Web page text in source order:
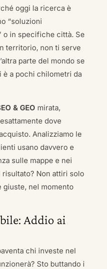
oggi la ricerca è
“soluzioni
o in specifiche città. Se
territorio, non ti serve
parte del mondo se
è a pochi chilometri da
& GEO mirata,
dove
Analizziamo le
usano davvero e
sulle mappe e nei
Non attiri solo
giuste, nel momento
Addio ai
chi investe nel
Sto buttando i